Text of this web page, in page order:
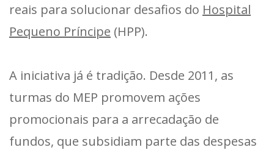
reais para solucionar desafios do Hospital
Pequeno Príncipe (HPP).
A iniciativa já é tradição. Desde 2011, as
turmas do MEP promovem ações
promocionais para a arrecadação de
fundos, que subsidiam parte das despesas